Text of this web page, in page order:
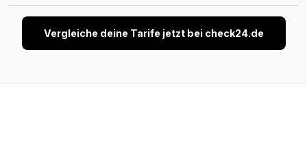
Vergleiche deine Tarife jetzt bei check24.de